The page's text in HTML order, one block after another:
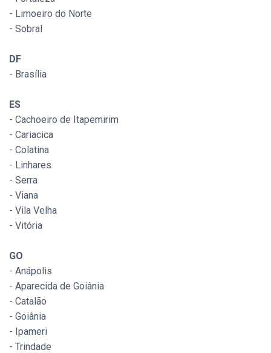
- Limoeiro do Norte
- Sobral
DF
- Brasília
ES
- Cachoeiro de Itapemirim
- Cariacica
- Colatina
- Linhares
- Serra
- Viana
- Vila Velha
- Vitória
GO
- Anápolis
- Aparecida de Goiânia
- Catalão
- Goiânia
- Ipameri
- Trindade